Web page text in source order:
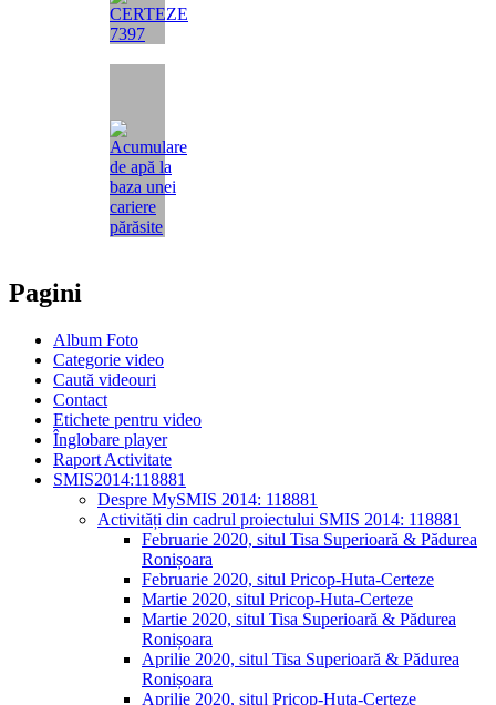
Pagini
Album Foto
Categorie video
Caută videouri
Contact
Etichete pentru video
Înglobare player
Raport Activitate
SMIS2014:118881
Despre MySMIS 2014: 118881
Activități din cadrul proiectului SMIS 2014: 118881
Februarie 2020, situl Tisa Superioară & Pădurea
Ronișoara
Februarie 2020, situl Pricop-Huta-Certeze
Martie 2020, situl Pricop-Huta-Certeze
Martie 2020, situl Tisa Superioară & Pădurea
Ronișoara
Aprilie 2020, situl Tisa Superioară & Pădurea
Ronișoara
Aprilie 2020, situl Pricop-Huta-Certeze